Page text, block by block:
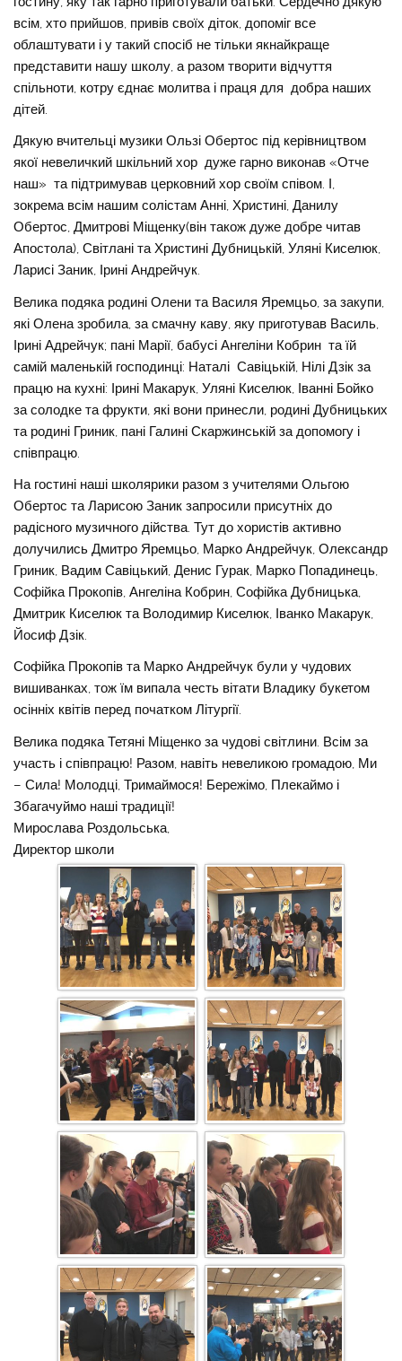
всім, хто прийшов, привів своїх діток, допоміг все
облаштувати і у такий спосіб не тільки якнайкраще
представити нашу школу, а разом творити відчуття
спільноти, котру єднає молитва і праця для добра наших
дітей.
Дякую вчительці музики Ользі Обертос під керівництвом
якої невеличкий шкільний хор дуже гарно виконав «Отче
наш» та підтримував церковний хор своїм співом. І,
зокрема всім нашим солістам Анні, Христині, Данилу
Обертос, Дмитрові Міщенку(він також дуже добре читав
Апостола), Світлані та Христині Дубницькій, Уляні Киселюк,
Ларисі Заник, Ірині Андрейчук.
Велика подяка родині Олени та Василя Яремцьо, за закупи,
які Олена зробила, за смачну каву, яку приготував Василь,
Ірині Адрейчук; пані Марії, бабусі Ангеліни Кобрин та їй
самій маленькій господинці: Наталі Савіцькій, Нілі Дзік за
працю на кухні: Ірині Макарук, Уляні Киселюк, Іванні Бойко
за солодке та фрукти, які вони принесли, родині Дубницьких
та родині Гриник, пані Галині Скаржинській за допомогу і
співпрацю.
На гостині наші школярики разом з учителями Ольгою
Обертос та Ларисою Заник запросили присутніх до
радісного музичного дійства. Тут до хористів активно
долучились Дмитро Яремцьо, Марко Андрейчук, Олександр
Гриник, Вадим Савіцький, Денис Гурак, Марко Попадинець,
Софійка Прокопів, Ангеліна Кобрин, Софійка Дубницька,
Дмитрик Киселюк та Володимир Киселюк, Іванко Макарук,
Йосиф Дзік.
Софійка Прокопів та Марко Андрейчук були у чудових
вишиванках, тож їм випала честь вітати Владику букетом
осінніх квітів перед початком Літургії.
Велика подяка Тетяні Міщенко за чудові світлини. Всім за
участь і співпрацю! Разом, навіть невеликою громадою, Ми
– Сила! Молодці, Тримаймося! Бережімо, Плекаймо і
Збагачуймо наші традиції!
Мирослава Роздольська,
Директор школи